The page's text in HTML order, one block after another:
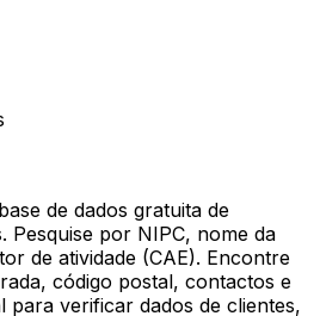
de dados gratuita de
Pesquise por NIPC, nome da
de atividade (CAE). Encontre
código postal, contactos e
para verificar dados de clientes,